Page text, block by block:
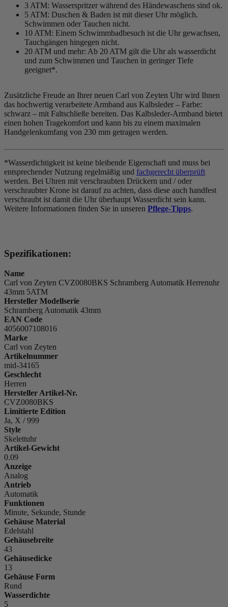
3 ATM: Wasserspritzer während des Händewaschens sind ok.
5 ATM: Duschen & Baden ist mit dieser Uhr möglich.
Schwimmen oder Tauchen nicht.
10 ATM: Einem Schwimmbadbesuch ist die Uhr gewachsen,
Tauchgängen hingegen nicht.
20 ATM und mehr: Ab 20 ATM gilt die Uhr als wasserdicht
und zum Schwimmen und Tauchen in geringer Tiefe
geeignet*.
Zusätzliche Freude an Ihrer neuen Carl von Zeyten Uhr wird Ihnen
das hochwertig verarbeitete Armband aus Kalbsleder – Farbe:
schwarz – mit Faltschließe bereiten. Das Kalbsleder-Armband bietet
einen hohen Tragekomfort und kann bis zu einem maximalen
Handgelenkumfang von 230 mm getragen werden.
*Wasserdichtigkeit ist keine bleibende Eigenschaft und muss bei
entsprechender Nutzung regelmäßig und fachgerecht überprüft
werden. Bei Uhren mit verschraubten Drückern und / oder
verschraubter Krone ist darauf zu achten, dass diese auch handfest
verschraubt ist damit die Uhr überhaupt Wasserdicht sein kann.
Weitere Informationen finden Sie in unseren Pflege-Tipps.
Spezifikationen:
Name
Carl von Zeyten CVZ0080BKS Schramberg Automatik Herrenuhr
43mm 5ATM
Hersteller Modellserie
Schramberg Automatik 43mm
EAN Code
4056007108016
Marke
Carl von Zeyten
Artikelnummer
mid-34165
Geschlecht
Herren
Hersteller Artikel-Nr.
CVZ0080BKS
Limitierte Edition
Ja, X / 999
Style
Skelettuhr
Artikel-Gewicht
0.09
Anzeige
Analog
Antrieb
Automatik
Funktionen
Minute, Sekunde, Stunde
Gehäuse Material
Edelstahl
Gehäusebreite
43
Gehäusedicke
13
Gehäuse Form
Rund
Wasserdichte
5